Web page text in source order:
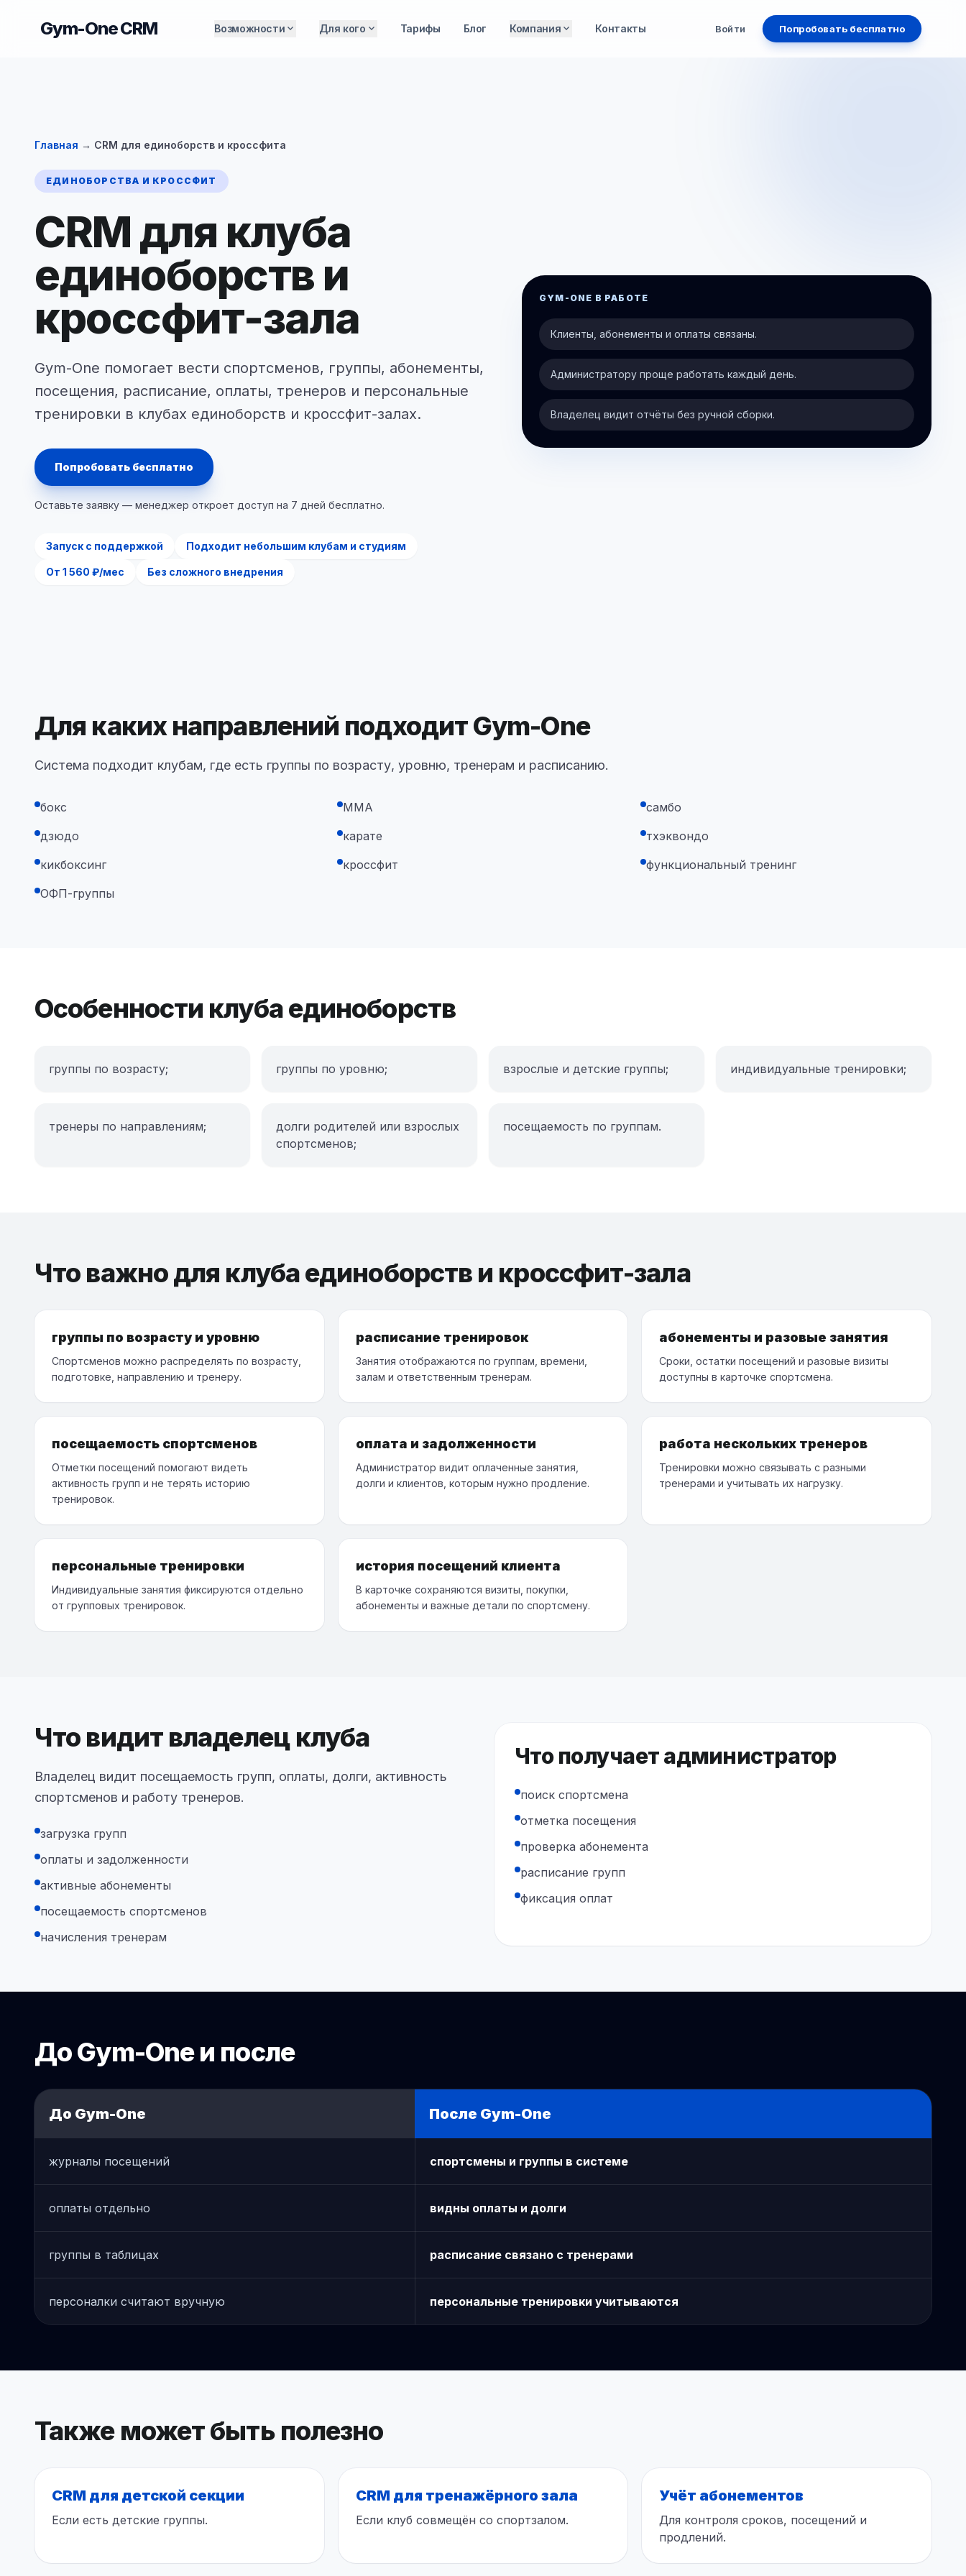
Gym-One CRM Возможности expand_more Для кого expand_more Тарифы Блог Компания expand_more Контакты Войти Попробовать бесплатно
Главная → CRM для единоборств и кроссфита
ЕДИНОБОРСТВА И КРОССФИТ
CRM для клуба
единоборств и
кроссфит-зала
Gym-One помогает вести спортсменов, группы, абонементы,
посещения, расписание, оплаты, тренеров и персональные
тренировки в клубах единоборств и кроссфит-залах.
Попробовать бесплатно
Оставьте заявку — менеджер откроет доступ на 7 дней бесплатно.
Запуск с поддержкой Подходит небольшим клубам и студиям
От 1 560 ₽/мес Без сложного внедрения
GYM-ONE В РАБОТЕ
Клиенты, абонементы и оплаты связаны.
Администратору проще работать каждый день.
Владелец видит отчёты без ручной сборки.
Для каких направлений подходит Gym-One
Система подходит клубам, где есть группы по возрасту, уровню, тренерам и расписанию.
бокс MMA
самбо
дзюдо
карате
тхэквондо
кикбоксинг
кроссфит
функциональный тренинг
ОФП-группы
Особенности клуба единоборств
группы по возрасту; группы по уровню; взрослые и детские группы; индивидуальные тренировки;
тренеры по направлениям;
долги родителей или взрослых
спортсменов;
посещаемость по группам.
Что важно для клуба единоборств и кроссфит-зала
группы по возрасту и уровню
Спортсменов можно распределять по возрасту,
подготовке, направлению и тренеру.
расписание тренировок
Занятия отображаются по группам, времени,
залам и ответственным тренерам.
абонементы и разовые занятия
Сроки, остатки посещений и разовые визиты
доступны в карточке спортсмена.
посещаемость спортсменов
Отметки посещений помогают видеть
активность групп и не терять историю
тренировок.
оплата и задолженности
Администратор видит оплаченные занятия,
долги и клиентов, которым нужно продление.
работа нескольких тренеров
Тренировки можно связывать с разными
тренерами и учитывать их нагрузку.
персональные тренировки
Индивидуальные занятия фиксируются отдельно
от групповых тренировок.
история посещений клиента
В карточке сохраняются визиты, покупки,
абонементы и важные детали по спортсмену.
Что видит владелец клуба
Владелец видит посещаемость групп, оплаты, долги, активность
спортсменов и работу тренеров.
загрузка групп
оплаты и задолженности
активные абонементы
посещаемость спортсменов
начисления тренерам
Что получает администратор
поиск спортсмена
отметка посещения
проверка абонемента
расписание групп
фиксация оплат
До Gym-One и после
До Gym-One После Gym-One
журналы посещений спортсмены и группы в системе
оплаты отдельно видны оплаты и долги
группы в таблицах расписание связано с тренерами
персоналки считают вручную персональные тренировки учитываются
Также может быть полезно
CRM для детской секции
Если есть детские группы.
CRM для тренажёрного зала
Если клуб совмещён со спортзалом.
Учёт абонементов
Для контроля сроков, посещений и
продлений.